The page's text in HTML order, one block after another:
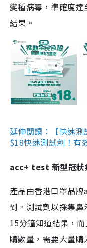
變種病毒，準確度
結果。
延伸閱讀：【快速
$18快速測試劑！有
acc+ test 新型冠狀
產品由香港口罩品
到。測試劑以採集
15分鐘知道結果，
購數量，需要大量